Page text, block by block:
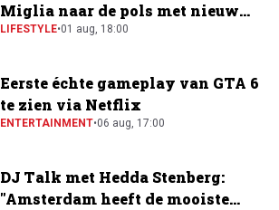
Miglia naar de pols met nieuw
horloge
LIFESTYLE•01 aug, 18:00
Eerste échte gameplay van GTA 6
te zien via Netflix
ENTERTAINMENT•06 aug, 17:00
DJ Talk met Hedda Stenberg:
"Amsterdam heeft de mooiste